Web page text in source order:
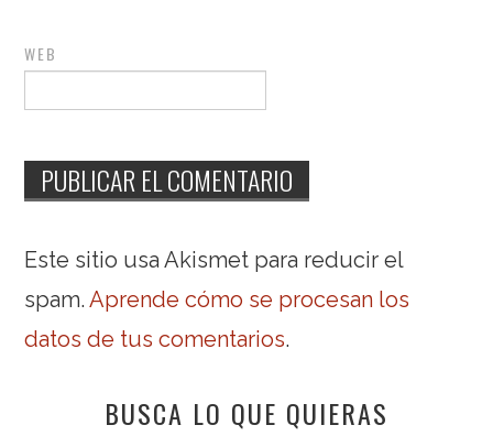
WEB
Este sitio usa Akismet para reducir el
spam.Aprende cómo se procesan los
datos de tus comentarios.
BUSCA LO QUE QUIERAS